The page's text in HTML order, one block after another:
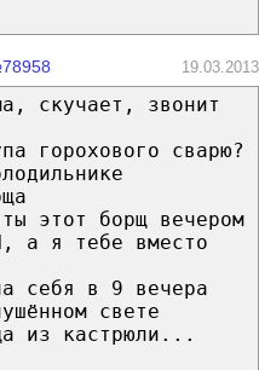
19.03.2013
скучает, звонит
горохового сварю?
этот борщ вечером
а я тебе вместо
себя в 9 вечера
свете
из кастрюли...